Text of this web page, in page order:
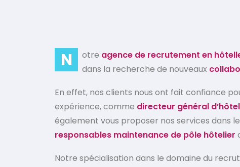
N otre agence de recrutement en
dans la recherche de nouveaux
En effet, nos clients nous ont fait confiance
expérience, comme directeur général d’hôtel
également vous proposer nos services dans
responsables maintenance de pôle hôtelier
Notre spécialisation dans le domaine du